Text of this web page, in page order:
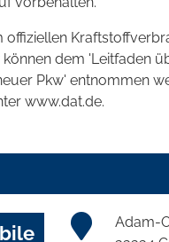
offiziellen
dem 'Leitfaden
Pkw' entnommen
www.dat.de.
Adam-